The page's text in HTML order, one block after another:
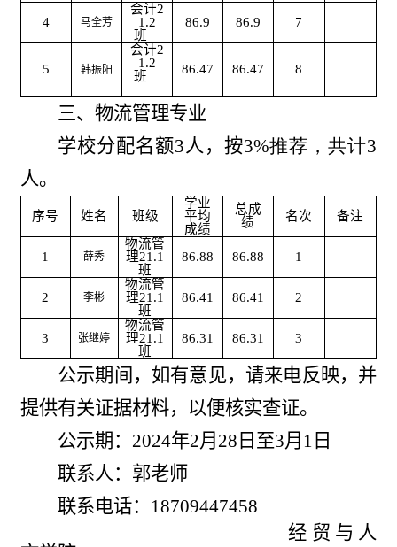
4 马全芳
会计2
1.2
班
86.9 86.9 7
5 韩振阳
会计2
1.2
班
86.47 86.47 8
三、物流管理专业
学校分配名额3人，按3%推荐，共计3
人。
序号 姓名 班级
学业
平均
成绩
总成
绩
名次 备注
1 薛秀
物流管
理21.1
班
86.88 86.88 1
2 李彬
物流管
理21.1
班
86.41 86.41 2
3 张继婷
物流管
理21.1
班
86.31 86.31 3
公示期间，如有意见，请来电反映，并
提供有关证据材料，以便核实查证。
公示期：2024年2月 28 日至3月 1 日
联系人：郭老师
联系电话： 18709447458
经贸与人